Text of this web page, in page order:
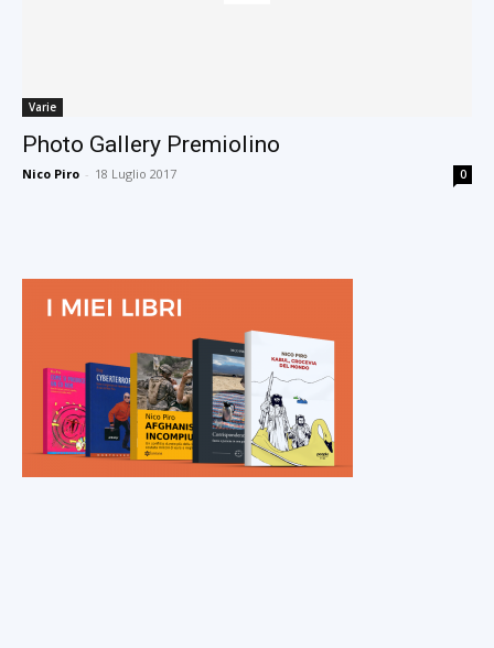
Varie
Photo Gallery Premiolino
Nico Piro - 18 Luglio 2017 0